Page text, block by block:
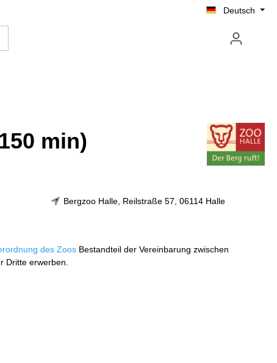
Deutsch
min)
Bergzoo Halle, Reilstraße 57, 06114 Halle
des ZoosBestandteil der Vereinbarung zwischen
Dritte erwerben.